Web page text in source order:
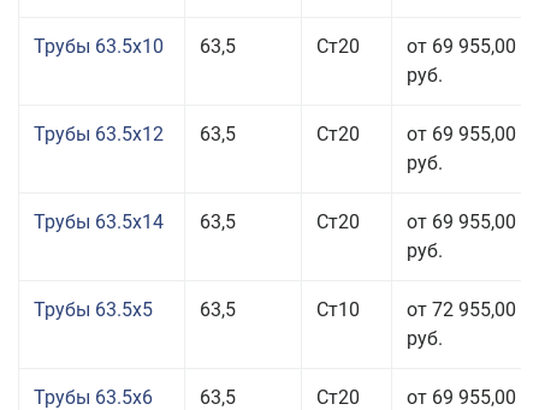
Трубы 63.5x10 63,5 Ст20
от 69 955,00
руб.
Трубы 63.5x12 63,5 Ст20
от 69 955,00
руб.
Трубы 63.5x14 63,5 Ст20
от 69 955,00
руб.
Трубы 63.5x5 63,5 Ст10
от 72 955,00
руб.
Трубы 63.5x6 63,5 Ст20
от 69 955,00